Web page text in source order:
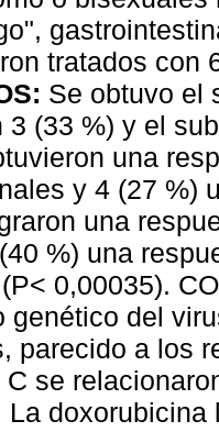
tratados con
Se obtuvo el
3 (33 %) y el
una
y 4 (27 %)
una
%) una
0,00035).
genético del
parecido a los
se
La